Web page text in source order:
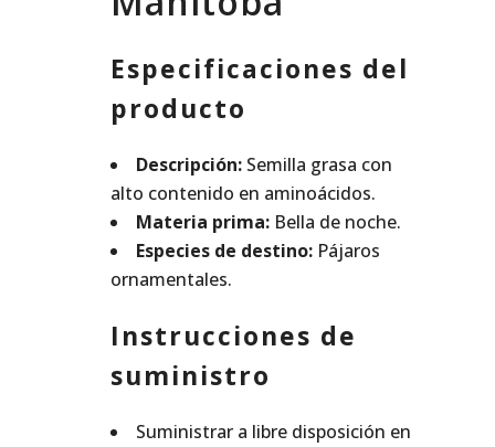
Especificaciones del
producto
Descripción: Semilla grasa con
alto contenido en aminoácidos.
Materia prima: Bella de noche.
Especies de destino: Pájaros
ornamentales.
Instrucciones de
suministro
Suministrar a libre disposición en